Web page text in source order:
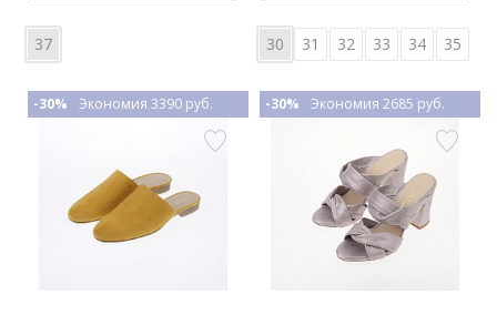
37 30 31 32 33 34 35
-30% Экономия 3390 руб. -30% Экономия 2685 руб.